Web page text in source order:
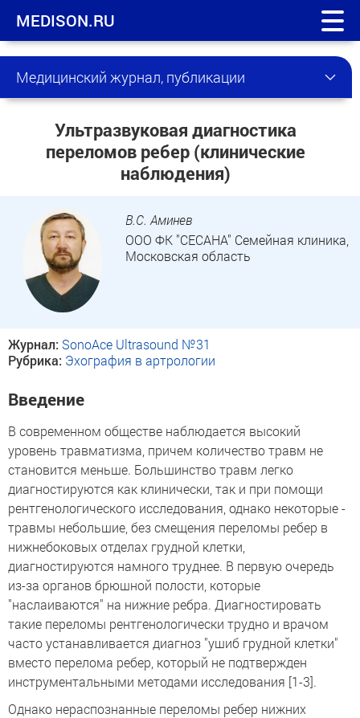
MEDISON.RU
Медицинский журнал, публикации
Ультразвуковая диагностика
переломов ребер (клинические
наблюдения)
В.С. Аминев
ООО ФК "СЕСАНА" Семейная клиника,
Московская область
Журнал: SonoAce Ultrasound №31
Рубрика: Эхография в артрологии
Введение
В современном обществе наблюдается высокий
уровень травматизма, причем количество травм не
становится меньше. Большинство травм легко
диагностируются как клинически, так и при помощи
рентгенологического исследования, однако некоторые -
травмы небольшие, без смещения переломы ребер в
нижнебоковых отделах грудной клетки,
диагностируются намного труднее. В первую очередь
из-за органов брюшной полости, которые
"наслаиваются" на нижние ребра. Диагностировать
такие переломы рентгенологически трудно и врачом
часто устанавливается диагноз "ушиб грудной клетки"
вместо перелома ребер, который не подтвержден
инструментальными методами исследования [1-3].
Однако нераспознанные переломы ребер нижних